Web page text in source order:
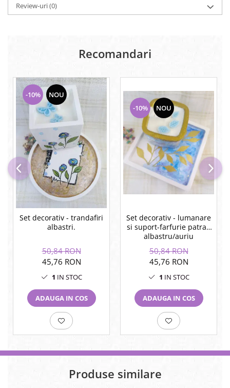
Review-uri(0)
Recomandari
-10% NOU
Set decorativ - trandafiri
albastri.
50,84 RON
45,76 RON
1 IN STOC
ADAUGA IN COS
-10% NOU
Set decorativ - lumanare
si suport-farfurie patrat,
albastru/auriu
50,84 RON
45,76 RON
1 IN STOC
ADAUGA IN COS
Produse similare